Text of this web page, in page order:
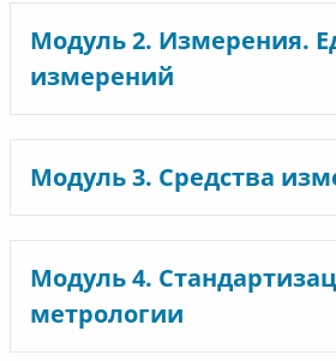
Модуль 2. Измерения.
измерений
Модуль 3. Средства
Модуль 4.
метрологии